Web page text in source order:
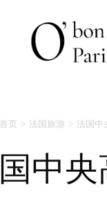
首页 法国旅游 法国中
法国中